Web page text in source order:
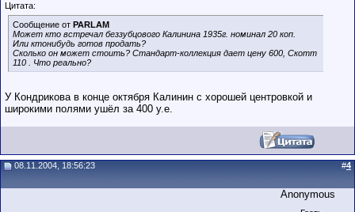
Цитата:
Сообщение от PARLAM
Может кто встречал беззубцового Калинина 1935г. номинал 20 коп.
Или ктонибудь готов продать?
Сколько он может стоить? Стандарт-коллекция дает цену 600, Скотт
110 . Что реально?
У Кондрикова в конце октября Калинин с хорошей центровкой и
широкими полями ушёл за 400 у.е.
08.11.2004, 18:56:23 #4
Anonymous